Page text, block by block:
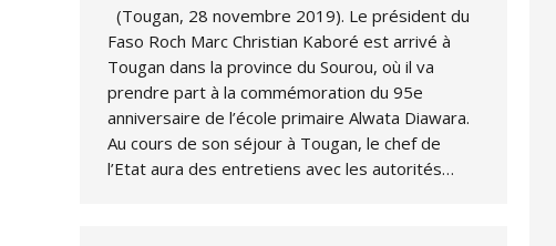
(Tougan, 28 novembre 2019). Le président du
Faso Roch Marc Christian Kaboré est arrivé à
Tougan dans la province du Sourou, où il va
prendre part à la commémoration du 95e
anniversaire de l’école primaire Alwata Diawara.
Au cours de son séjour à Tougan, le chef de
l’Etat aura des entretiens avec les autorités…